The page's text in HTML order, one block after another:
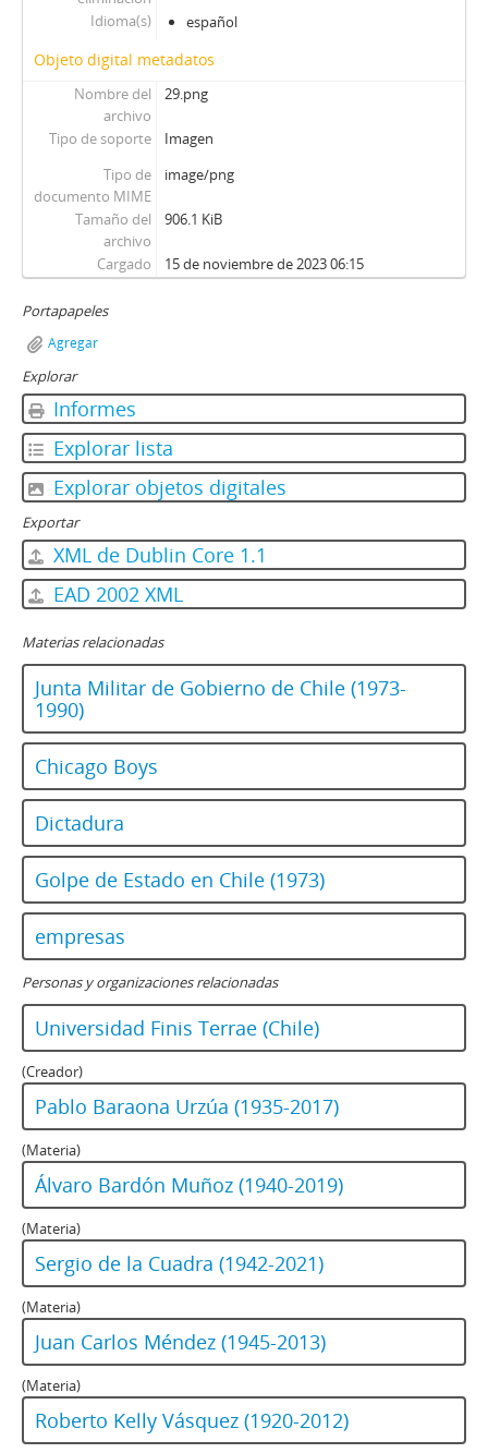
Idioma(s)
español
Objeto digital metadatos
Nombre del
archivo
29.png
Tipo de soporte
Imagen
Tipo de
documento MIME
image/png
Tamaño del
archivo
906.1 KiB
Cargado 15 de noviembre de 2023 06:15
Portapapeles
Agregar
Explorar
Informes
Explorar lista
Explorar objetos digitales
Exportar
XML de Dublin Core 1.1
EAD 2002 XML
Materias relacionadas
Junta Militar de Gobierno de Chile (1973-
1990)
Chicago Boys
Dictadura
Golpe de Estado en Chile (1973)
empresas
Personas y organizaciones relacionadas
Universidad Finis Terrae (Chile)
(Creador)
Pablo Baraona Urzúa (1935-2017)
(Materia)
Álvaro Bardón Muñoz (1940-2019)
(Materia)
Sergio de la Cuadra (1942-2021)
(Materia)
Juan Carlos Méndez (1945-2013)
(Materia)
Roberto Kelly Vásquez (1920-2012)